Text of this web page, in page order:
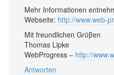
Mehr Informationen
Webseite: http://www.web-
Mit freundlichen Grüβen
Thomas Lipke
WebProgress – http://
Antworten